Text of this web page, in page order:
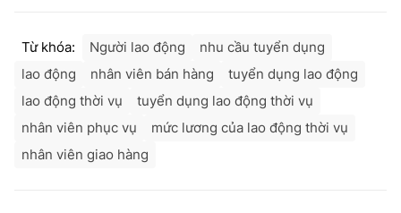
Từ khóa: Người lao động
nhu cầu tuyển dụng
lao động
nhân viên bán hàng
tuyển dụng lao động
lao động thời vụ
tuyển dụng lao động thời vụ
nhân viên phục vụ
mức lương của lao động thời vụ
nhân viên giao hàng